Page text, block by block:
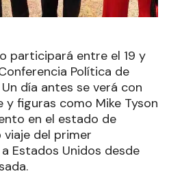
participará entre el 19 y
Política de
día antes se verá con
figuras como Mike Tyson
en el estado de
viaje del primer
Estados Unidos desde